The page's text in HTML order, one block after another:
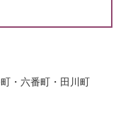
・六番町・田川町